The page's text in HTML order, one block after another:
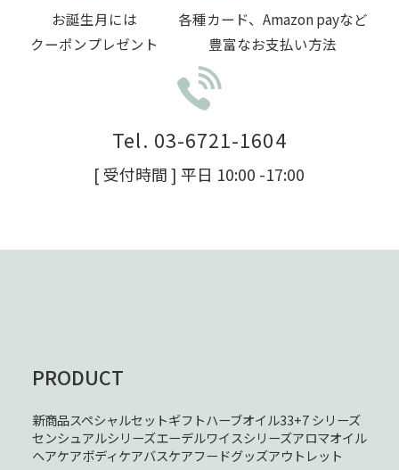
お誕生月には
クーポンプレゼント
各種カード、Amazon payなど
豊富なお支払い方法
Tel. 03-6721-1604
[ 受付時間 ] 平日 10:00 -17:00
PRODUCT
新商品スペシャルセットギフトハーブオイル33+7 シリーズ
センシュアルシリーズエーデルワイスシリーズアロマオイル
ヘアケアボディケアバスケアフードグッズアウトレット